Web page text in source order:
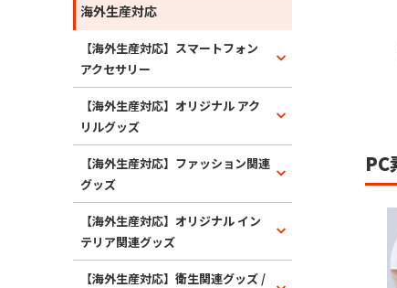
海外生産対応
【海外生産対応】スマートフォン
アクセサリー
【海外生産対応】オリジナル アク
リルグッズ
【海外生産対応】ファッション関連
グッズ
【海外生産対応】オリジナル イン
テリア関連グッズ
【海外生産対応】衛生関連グッズ /